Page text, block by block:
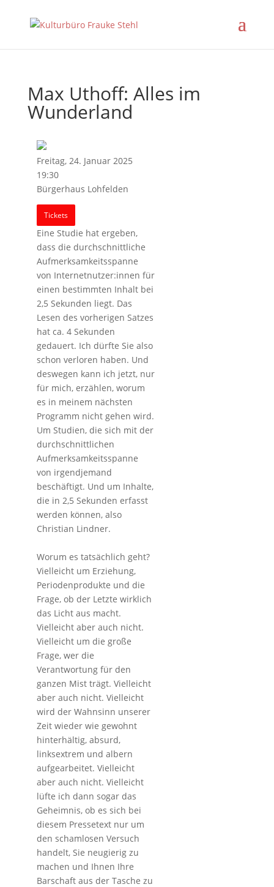
Max Uthoff: Alles im
Wunderland
Eine Studie hat ergeben,
dass die durchschnittliche
Aufmerksamkeitsspanne
von Internetnutzer:innen für
einen bestimmten Inhalt bei
2,5 Sekunden liegt. Das
Lesen des vorherigen Satzes
hat ca. 4 Sekunden
gedauert. Ich dürfte Sie also
schon verloren haben. Und
deswegen kann ich jetzt, nur
für mich, erzählen, worum
es in meinem nächsten
Programm nicht gehen wird.
Um Studien, die sich mit der
durchschnittlichen
Aufmerksamkeitsspanne
von irgendjemand
beschäftigt. Und um Inhalte,
die in 2,5 Sekunden erfasst
werden können, also
Christian Lindner.
Worum es tatsächlich geht?
Vielleicht um Erziehung,
Periodenprodukte und die
Frage, ob der Letzte wirklich
das Licht aus macht.
Vielleicht aber auch nicht.
Vielleicht um die große
Frage, wer die
Verantwortung für den
ganzen Mist trägt. Vielleicht
aber auch nicht. Vielleicht
wird der Wahnsinn unserer
Zeit wieder wie gewohnt
hinterhältig, absurd,
linksextrem und albern
aufgearbeitet. Vielleicht
aber auch nicht. Vielleicht
lüfte ich dann sogar das
Geheimnis, ob es sich bei
diesem Pressetext nur um
den schamlosen Versuch
handelt, Sie neugierig zu
machen und Ihnen Ihre
Barschaft aus der Tasche zu
Freitag, 24. Januar 2025
19:30
Bürgerhaus Lohfelden
Tickets